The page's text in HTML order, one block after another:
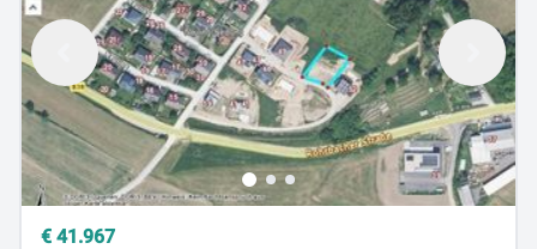
€ 41.967